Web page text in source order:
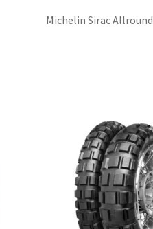
Michelin Sirac Allround